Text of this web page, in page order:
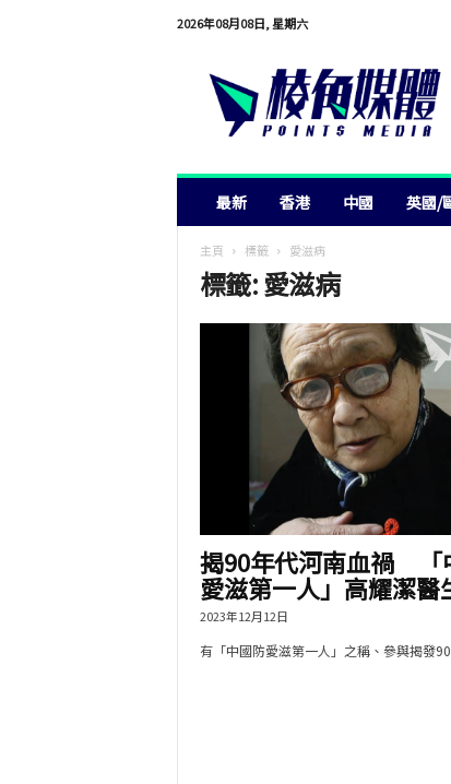
2026年08月08日, 星期六
最新 香港 中國 英國/
主頁 標籤 愛滋病
標籤: 愛滋病
揭90年代河南血禍 「
愛滋第一人」高耀潔醫
2023年12月12日
有「中國防愛滋第一人」之稱、參與揭發